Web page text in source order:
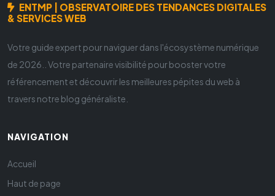
ENTMP | OBSERVATOIRE DES TENDANCES DIGITALES
& SERVICES WEB
Votre guide expert pour naviguer dans l'écosystème numérique
de 2026.. Votre partenaire visibilité pour booster votre
référencement et découvrir les meilleures pépites du web à
travers notre blog généraliste.
NAVIGATION
Accueil
Haut de page